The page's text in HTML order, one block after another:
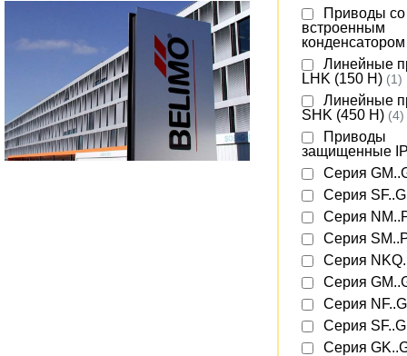
Приводы со
встроенным
Линейные
LHK (150 Н) (1)
Линейные
SHK (450 Н) (4)
Приводы
защищенные
Серия
Серия
Серия
Серия
Серия
Серия
Серия
Серия
Серия